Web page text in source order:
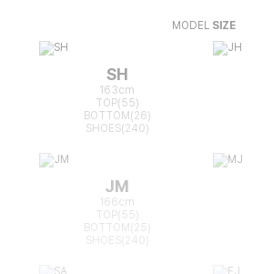
MODEL SIZE
SH
163cm
TOP(55)
BOTTOM(26)
SHOES(240)
JM
166cm
TOP(55)
BOTTOM(25)